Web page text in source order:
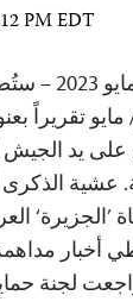
PM EDT
نيويورك، 1
في 9 أيار/ مايو
على يد الجيش
22 الماضية. عشية
’الجزيرة‘
أخبار
لجنة